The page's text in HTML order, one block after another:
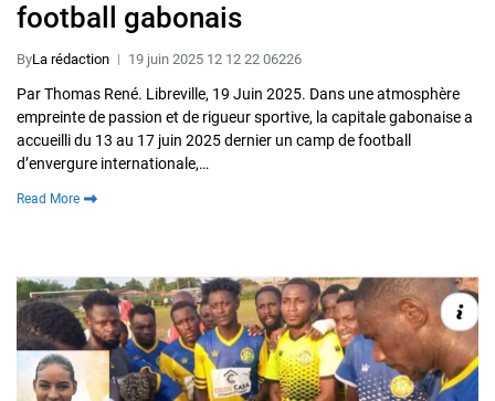
football gabonais
ByLa rédaction 19 juin 2025 12 12 22 06226
Par Thomas René. Libreville, 19 Juin 2025. Dans une atmosphère
empreinte de passion et de rigueur sportive, la capitale gabonaise a
accueilli du 13 au 17 juin 2025 dernier un camp de football
d’envergure internationale,…
Read More